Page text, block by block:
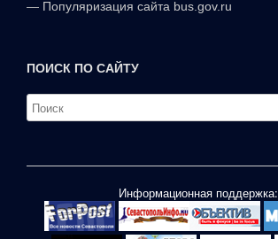
— Популяризация сайта bus.gov.ru
ПОИСК ПО САЙТУ
Информационная поддержка: